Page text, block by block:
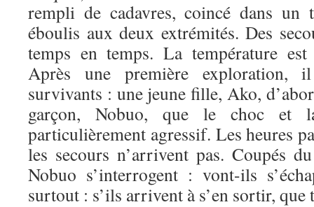
rempli de cadavres, coincé dans un
éboulis aux deux extrémités. Des
temps en temps. La température est
Après une première exploration,
survivants : une jeune fille, Ako,
garçon, Nobuo, que le choc et
particulièrement agressif. Les heures
les secours n’arrivent pas. Coupés
Nobuo s’interrogent : vont-ils
surtout : s’ils arrivent à s’en sortir,